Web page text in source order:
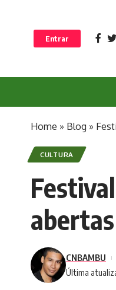
Entrar
Home » Blog »
CULTURA
abertas
Última
CNBAMBU